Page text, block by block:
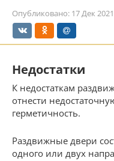
Опубликовано: 17 Дек 2021
Недостатки
К недостаткам
отнести
герметичность.
Раздвижные двери
одного или двух